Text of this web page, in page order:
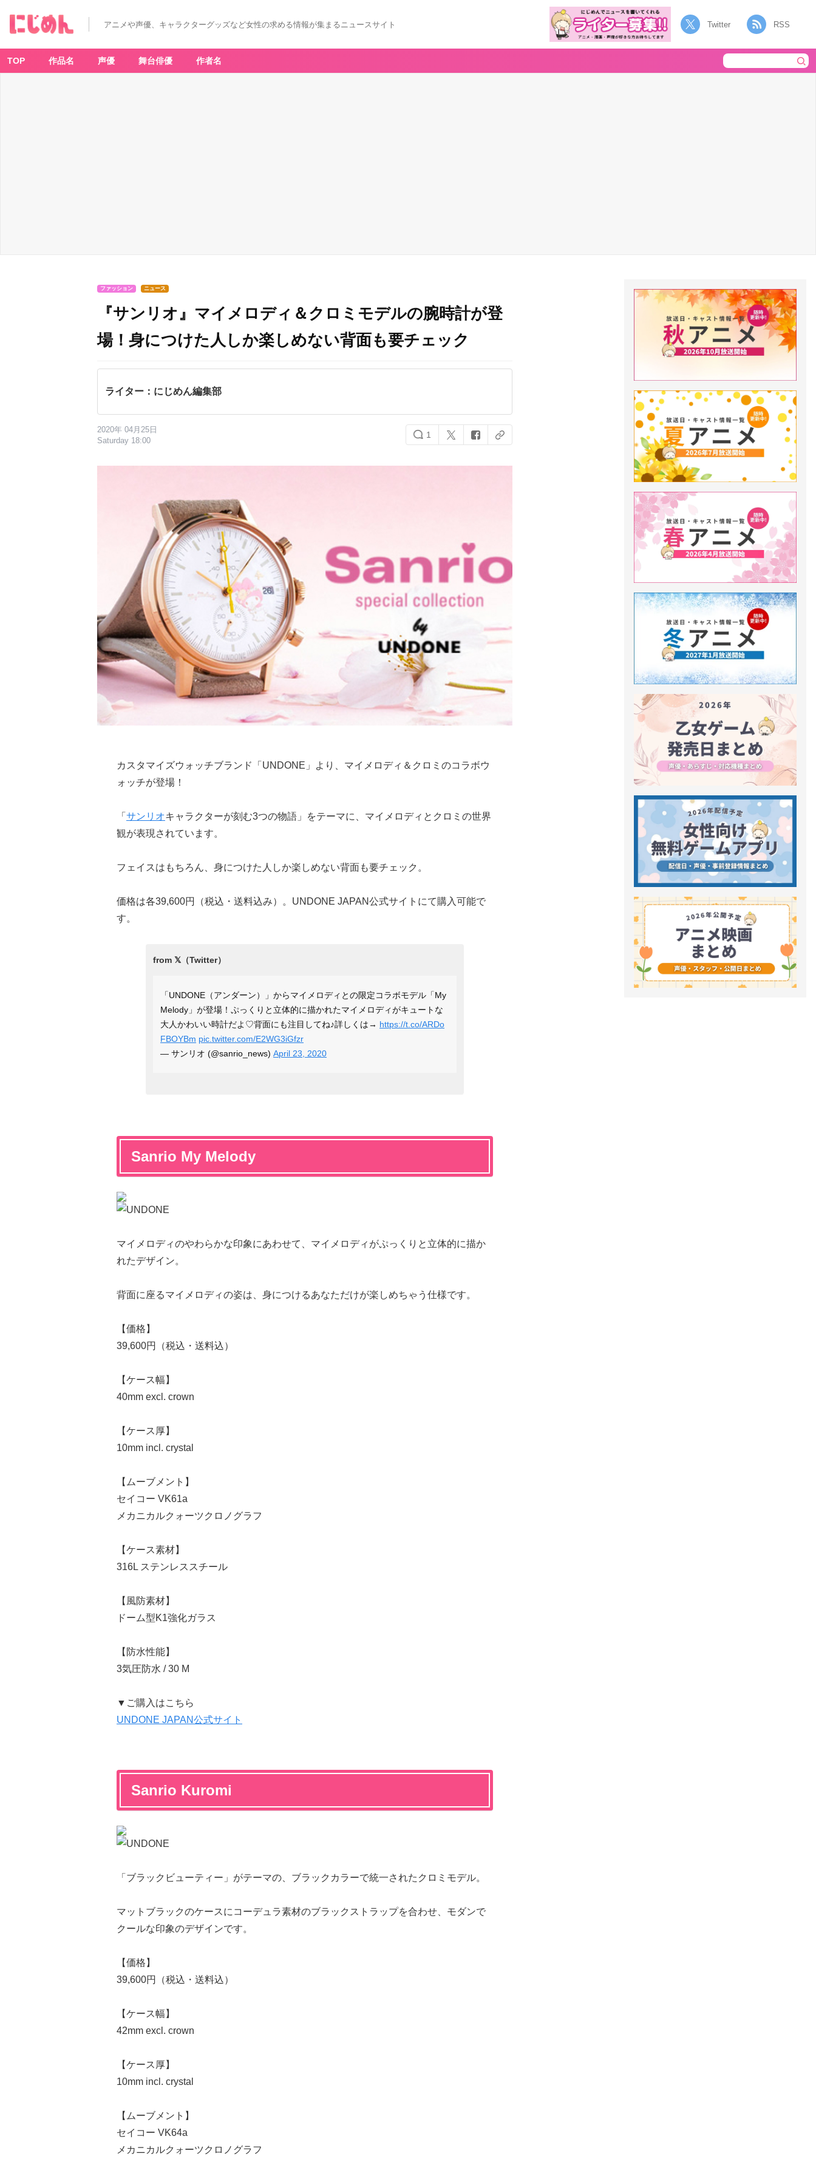
アニメや声優、キャラクターグッズなど女性の求める情報が集まるニュースサイト Twitter RSS
TOP 作品名 声優 舞台俳優 作者名
ファッション ニュース
『サンリオ』マイメロディ＆クロミモデルの腕時計が登
場！身につけた人しか楽しめない背面も要チェック
ライター：にじめん編集部
2020年 04月25日
Saturday 18:00
1
カスタマイズウォッチブランド「UNDONE」より、マイメロディ＆クロミのコラボウ
ォッチが登場！
「 サンリオキャラクターが刻む3つの物語」をテーマに、マイメロディとクロミの世界
観が表現されています。
フェイスはもちろん、身につけた人しか楽しめない背面も要チェック。
価格は各39,600円（税込・送料込み）。UNDONE JAPAN公式サイトにて購入可能で
す。
「UNDONE（アンダーン）」からマイメロディとの限定コラボモデル「My
Melody」が登場！ぷっくりと立体的に描かれたマイメロディがキュートな
大人かわいい時計だよ♡背面にも注目してね♪詳しくは→ https://t.co/ARDo
FBOYBm pic.twitter.com/E2WG3iGfzr
— サンリオ (@sanrio_news) April 23, 2020
Sanrio My Melody
マイメロディのやわらかな印象にあわせて、マイメロディがぷっくりと立体的に描か
れたデザイン。
背面に座るマイメロディの姿は、身につけるあなただけが楽しめちゃう仕様です。
【価格】
39,600円（税込・送料込）
【ケース幅】
40mm excl. crown
【ケース厚】
10mm incl. crystal
【ムーブメント】
セイコー VK61a
メカニカルクォーツクロノグラフ
【ケース素材】
316L ステンレススチール
【風防素材】
ドーム型K1強化ガラス
【防水性能】
3気圧防水 / 30 M
▼ご購入はこちら
UNDONE JAPAN公式サイト
Sanrio Kuromi
「ブラックビューティー」がテーマの、ブラックカラーで統一されたクロミモデル。
マットブラックのケースにコーデュラ素材のブラックストラップを合わせ、モダンで
クールな印象のデザインです。
【価格】
39,600円（税込・送料込）
【ケース幅】
42mm excl. crown
【ケース厚】
10mm incl. crystal
【ムーブメント】
セイコー VK64a
メカニカルクォーツクロノグラフ